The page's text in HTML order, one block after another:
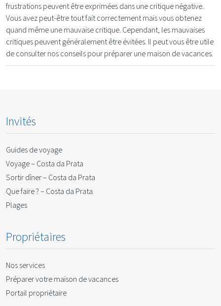
frustrations peuvent être exprimées dans une critique négative.
Vous avez peut-être tout fait correctement mais vous obtenez
quand même une mauvaise critique. Cependant, les mauvaises
critiques peuvent généralement être évitées. Il peut vous être utile
de consulter nos conseils pour préparer une maison de vacances.
Invités
Guides de voyage
Voyage – Costa da Prata
Sortir dîner – Costa da Prata
Que faire ? – Costa da Prata
Plages
Propriétaires
Nos services
Préparer votre maison de vacances
Portail propriétaire